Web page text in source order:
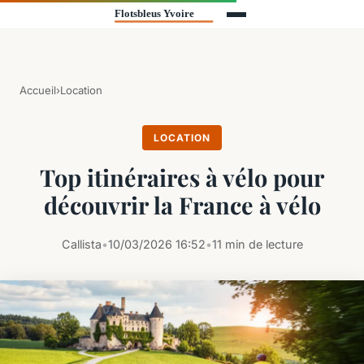
Accueil›Location
LOCATION
Top itinéraires à vélo pour
découvrir la France à vélo
Callista•10/03/2026 16:52•11 min de lecture